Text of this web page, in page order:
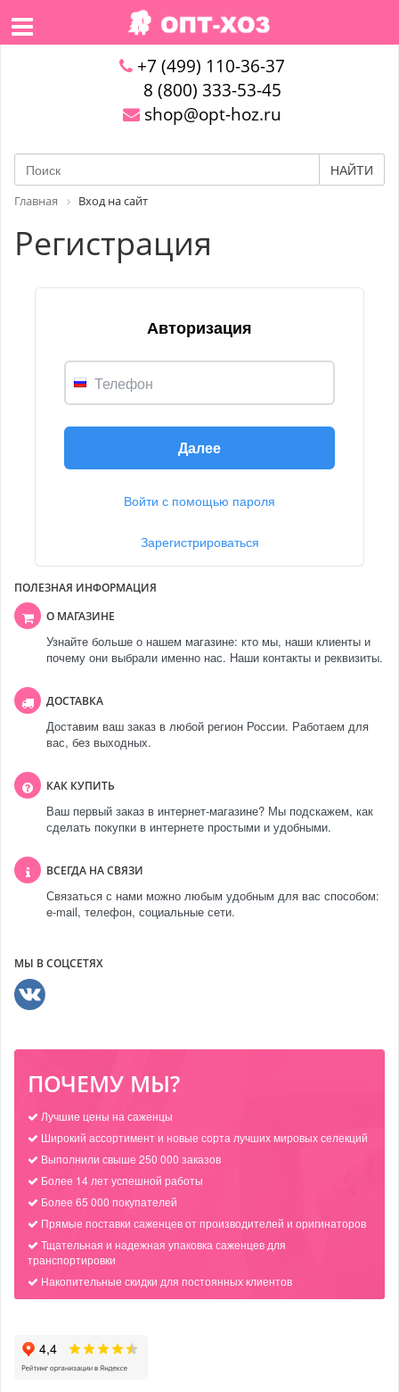
+7 (499) 110-36-37
8 (800) 333-53-45
shop@opt-hoz.ru
НАЙТИ
Главная Вход на сайт
Регистрация
Авторизация
Телефон
Далее
Войти с помощью пароля
Зарегистрироваться
ПОЛЕЗНАЯ ИНФОРМАЦИЯ
О МАГАЗИНЕ
Узнайте больше о нашем магазине: кто мы, наши клиенты и
почему они выбрали именно нас. Наши контакты и реквизиты.
ДОСТАВКА
Доставим ваш заказ в любой регион России. Работаем для
вас, без выходных.
КАК КУПИТЬ
Ваш первый заказ в интернет-магазине? Мы подскажем, как
сделать покупки в интернете простыми и удобными.
ВСЕГДА НА СВЯЗИ
Связаться с нами можно любым удобным для вас способом:
e-mail, телефон, социальные сети.
МЫ В СОЦСЕТЯХ
ПОЧЕМУ МЫ?
Лучшие цены на саженцы
Широкий ассортимент и новые сорта лучших мировых селекций
Выполнили свыше 250 000 заказов
Более 14 лет успешной работы
Более 65 000 покупателей
Прямые поставки саженцев от производителей и оригинаторов
Тщательная и надежная упаковка саженцев для
транспортировки
Накопительные скидки для постоянных клиентов